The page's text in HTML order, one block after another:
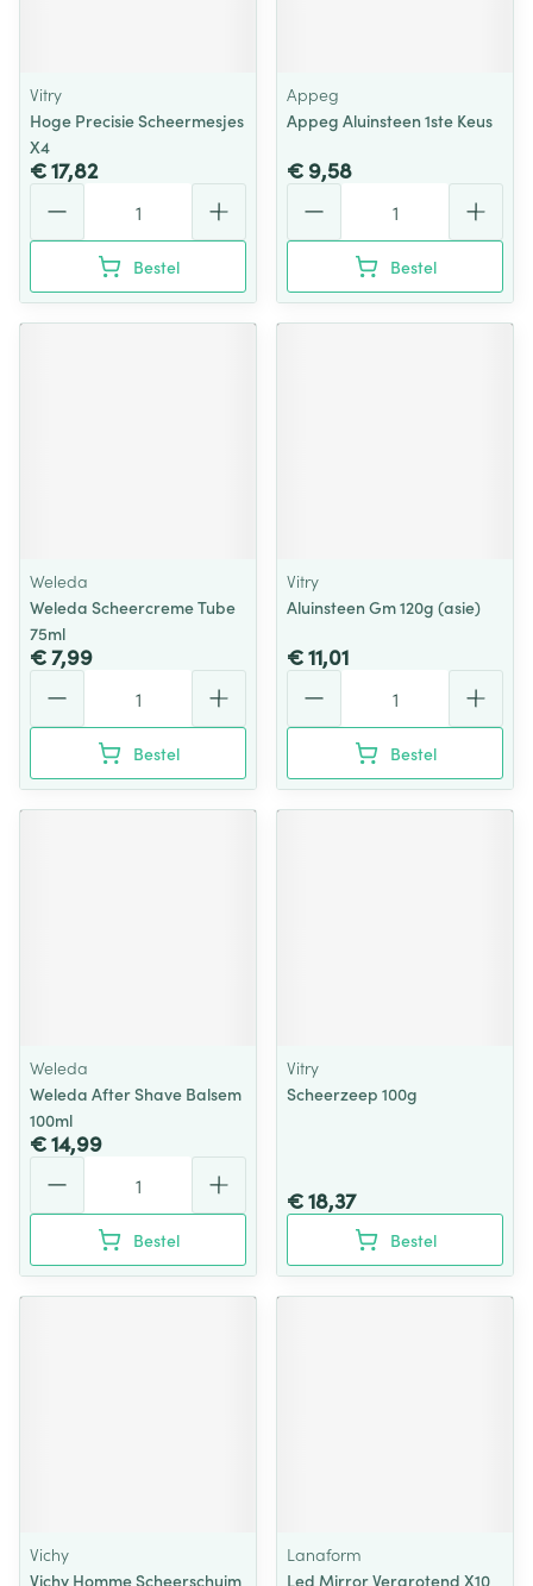
Vitry
Hoge Precisie Scheermesjes
X4
€ 17,82
Bestel
Appeg
Appeg Aluinsteen 1ste Keus
€ 9,58
Bestel
Weleda
Weleda Scheercreme Tube
75ml
€ 7,99
Bestel
Vitry
Aluinsteen Gm 120g (asie)
€ 11,01
Bestel
Weleda
Weleda After Shave Balsem
100ml
€ 14,99
Bestel
Vitry
Scheerzeep 100g
€ 18,37
Bestel
Vichy
Vichy Homme Scheerschuim
Lanaform
Led Mirror Vergrotend X10